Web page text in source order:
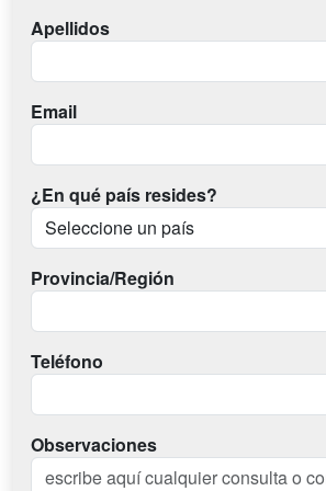
Apellidos
Email
¿En qué país resides?
Provincia/Región
Teléfono
Observaciones